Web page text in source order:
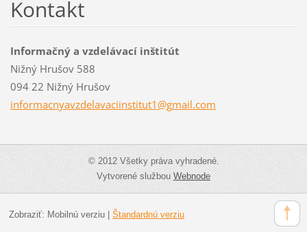
Kontakt
Informačný a vzdelávací inštitút
Nižný Hrušov 588
094 22 Nižný Hrušov
informacnyavzdelavaciinstitut1@gmail.com
© 2012 Všetky práva vyhradené.
Vytvorené službouWebnode
Zobraziť: Mobilnú verziu| Štandardnú verziu